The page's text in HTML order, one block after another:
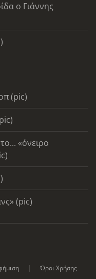
ο Γιάννης
(pic)
«όνειρο
(pic)
Όροι Χρήσης